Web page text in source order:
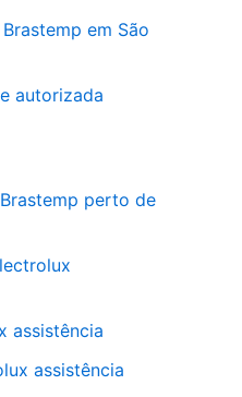
em São
autorizada
perto de
assistência
assistência